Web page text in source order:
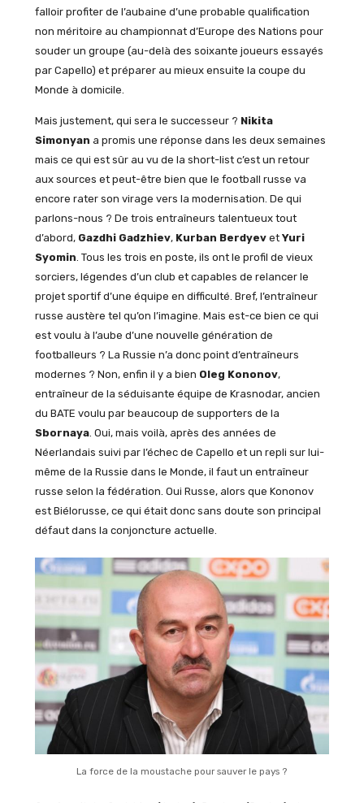
falloir profiter de l’aubaine d’une probable qualification
non méritoire au championnat d’Europe des Nations pour
souder un groupe (au-delà des soixante joueurs essayés
par Capello) et préparer au mieux ensuite la coupe du
Monde à domicile.
Mais justement, qui sera le successeur ? Nikita
Simonyan a promis une réponse dans les deux semaines
mais ce qui est sûr au vu de la short-list c’est un retour
aux sources et peut-être bien que le football russe va
encore rater son virage vers la modernisation. De qui
parlons-nous ? De trois entraîneurs talentueux tout
d’abord, Gazdhi Gadzhiev, Kurban Berdyevet Yuri
Syomin. Tous les trois en poste, ils ont le profil de vieux
sorciers, légendes d’un club et capables de relancer le
projet sportif d’une équipe en difficulté. Bref, l’entraîneur
russe austère tel qu’on l’imagine. Mais est-ce bien ce qui
est voulu à l’aube d’une nouvelle génération de
footballeurs ? La Russie n’a donc point d’entraîneurs
modernes ? Non, enfin il y a bien Oleg Kononov,
entraîneur de la séduisante équipe de Krasnodar, ancien
du BATE voulu par beaucoup de supporters de la
Sbornaya. Oui, mais voilà, après des années de
Néerlandais suivi par l’échec de Capello et un repli sur lui-
même de la Russie dans le Monde, il faut un entraîneur
russe selon la fédération. Oui Russe, alors que Kononov
est Biélorusse, ce qui était donc sans doute son principal
défaut dans la conjoncture actuelle.
La force de la moustache pour sauver le pays ?